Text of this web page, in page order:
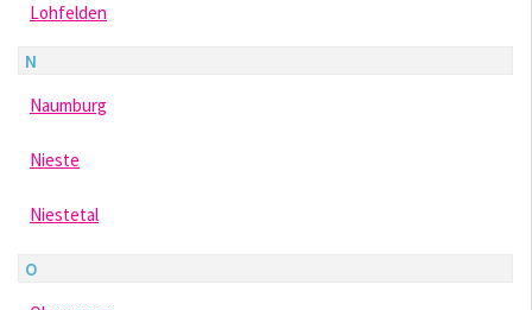
Lohfelden
N
Naumburg
Nieste
Niestetal
O